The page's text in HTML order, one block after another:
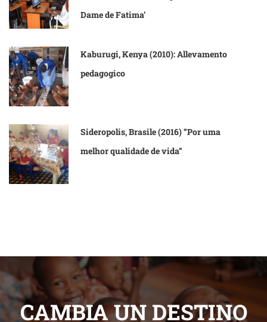
Dame de Fatima’
Kaburugi, Kenya (2010): Allevamento
pedagogico
Sideropolis, Brasile (2016) “Por uma
melhor qualidade de vida”
CAMBIA UN DESTINO